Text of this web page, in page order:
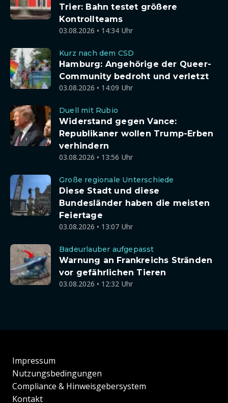
Trier: Bahn testet größere
Kontrollteams
03.08.2026 • 14:34 Uhr
Kurz nach dem CSD
Hamburg: Angehörige der Queer-
Community bedroht und verletzt
03.08.2026 • 14:09 Uhr
Duell mit Rubio
Widerstand gegen Vance:
Republikaner wollen Trump-Erben
verhindern
03.08.2026 • 13:56 Uhr
Große regionale Unterschiede
Diese Stadt und diese
Bundesländer haben die meisten
Feiertage
03.08.2026 • 13:07 Uhr
Badeurlauber aufgepasst
Warnung an Frankreichs Stränden
vor gefährlichen Tieren
03.08.2026 • 12:32 Uhr
Impressum
Nutzungsbedingungen
Compliance & Hinweisgebersystem
Kontakt